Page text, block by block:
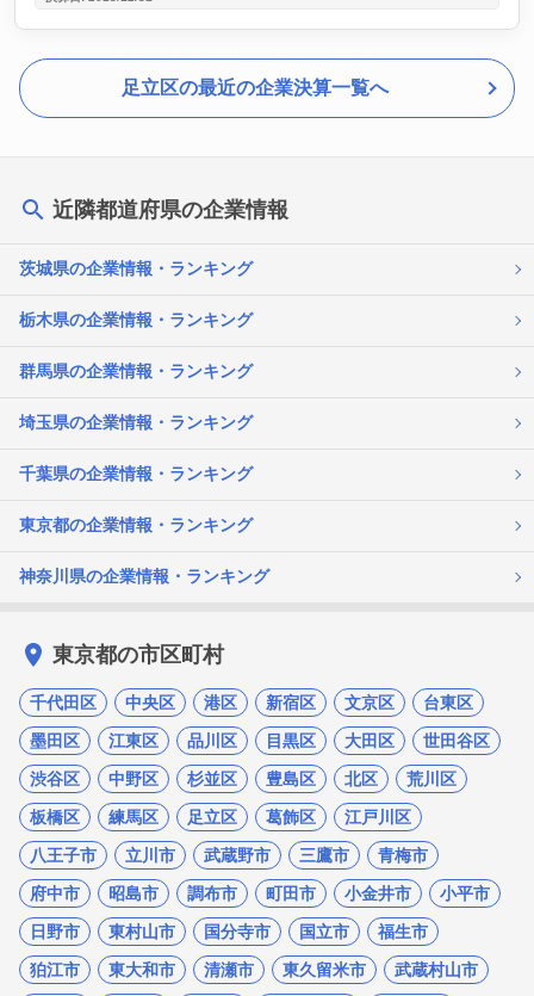
足立区の最近の企業決算一覧へ
近隣都道府県の企業情報
茨城県の企業情報・ランキング
栃木県の企業情報・ランキング
群馬県の企業情報・ランキング
埼玉県の企業情報・ランキング
千葉県の企業情報・ランキング
東京都の企業情報・ランキング
神奈川県の企業情報・ランキング
東京都の市区町村
千代田区 中央区 港区 新宿区 文京区
台東区
墨田区
江東区 品川区 目黒区 大田区
世田谷区
渋谷区
中野区 杉並区 豊島区 北区
荒川区
板橋区
練馬区 足立区 葛飾区
江戸川区
八王子市
立川市 武蔵野市 三鷹市
青梅市
府中市
昭島市 調布市 町田市 小金井市
小平市
日野市
東村山市 国分寺市 国立市
福生市
狛江市
東大和市 清瀬市 東久留米市 武蔵村山市